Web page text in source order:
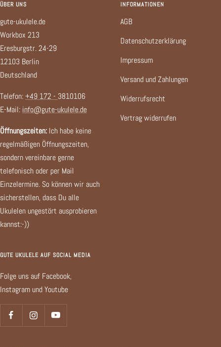
ÜBER UNS
gute-ukulele.de
Workbox 213
Eresburgstr. 24-29
12103 Berlin
Deutschland
Telefon:+49 172 - 3810106
E-Mail: info@gute-ukulele.de
Öffnungszeiten: Ich habe keine
regelmäßigen Öffnungszeiten,
sondern vereinbare gerne
telefonisch oder per Mail
Einzelermine. So können wir auch
sicherstellen, dass Du alle
Ukulelen ungestört ausprobieren
kannst:-))
INFORMATIONEN
AGB
Datenschutzerklärung
Impressum
Versand und Zahlungen
Widerrufsrecht
Vertrag widerrufen
GUTE UKULELE AUF SOCIAL MEDIA
Folge uns auf Facebook,
Instagram und Youtube